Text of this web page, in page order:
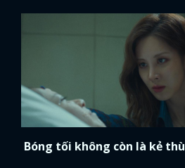
Bóng tối không còn là kẻ thù